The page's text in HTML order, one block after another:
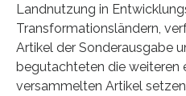
Landnutzung in
Transformationsländern,
Artikel der Sonderausgabe
begutachteten die weiteren
versammelten Artikel